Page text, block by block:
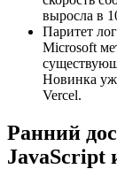
выросла в
Паритет
Microsoft
Новинка
Vercel.
Ранний
JavaScript